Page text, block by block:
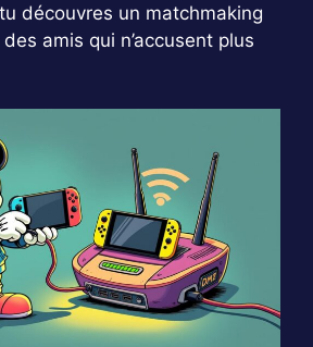
découvres un matchmaking
amis qui n’accusent plus